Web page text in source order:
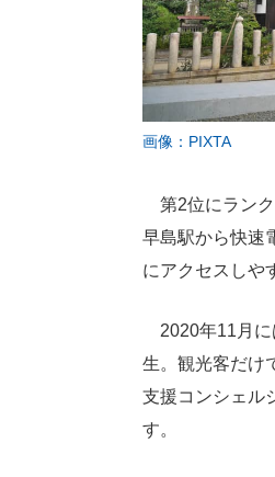
画像：PIXTA
第2位にランク
早島駅から快速
にアクセスしや
2020年11月に
生。観光客だけ
支援コンシェル
す。